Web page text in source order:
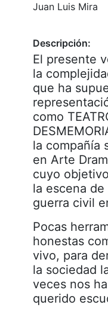
Juan Luis Mira
Descripción:
El presente
la
que ha
como
la compañía
en Arte
cuyo
la escena
guerra civil
Pocas
honestas
vivo, para
la sociedad
veces nos
querido